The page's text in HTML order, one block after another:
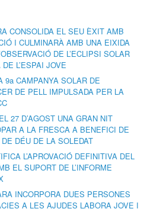
CONSOLIDA EL SEU ÈXIT AMB
I CULMINARÀ AMB UNA EIXIDA
DE L’ECLIPSI SOLAR
L’ESPAI JOVE
9a CAMPANYA SOLAR DE
DE PELL IMPULSADA PER LA
27 D’AGOST UNA GRAN NIT
A LA FRESCA A BENEFICI DE
DÉU DE LA SOLEDAT
L’APROVACIÓ DEFINITIVA DEL
EL SUPORT DE L’INFORME
INCORPORA DUES PERSONES
A LES AJUDES LABORA JOVE I